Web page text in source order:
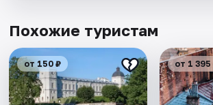
Похожие туристам
от 150 ₽ от 1 395